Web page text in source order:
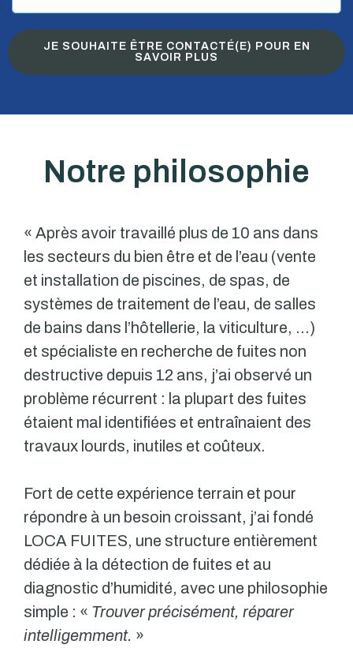
JE SOUHAITE ÊTRE CONTACTÉ(E) POUR EN
SAVOIR PLUS
Notre philosophie
« Après avoir travaillé plus de 10 ans dans
les secteurs du bien être et de l’eau (vente
et installation de piscines, de spas, de
systèmes de traitement de l’eau, de salles
de bains dans l’hôtellerie, la viticulture, …)
et spécialiste en recherche de fuites non
destructive depuis 12 ans, j’ai observé un
problème récurrent : la plupart des fuites
étaient mal identifiées et entraînaient des
travaux lourds, inutiles et coûteux.
Fort de cette expérience terrain et pour
répondre à un besoin croissant, j’ai fondé
LOCA FUITES, une structure entièrement
dédiée à la détection de fuites et au
diagnostic d’humidité, avec une philosophie
simple : « Trouver précisément, réparer
intelligemment. »